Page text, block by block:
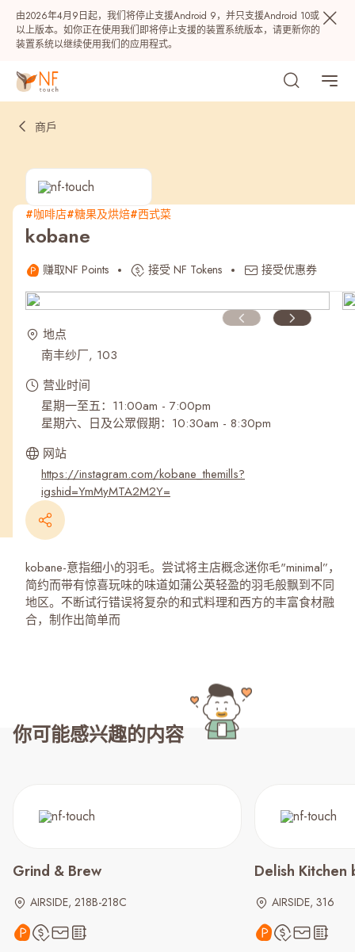
由2026年4月9日起，我们将停止支援Android 9，并只支援Android 10或
以上版本。如你正在使用我们即将停止支援的装置系统版本，请更新你的
装置系统以继续使用我们的应用程式。
热门
最近搜寻纪录
商戶
#咖啡店#糖果及烘焙#西式菜
kobane
赚取NF Points 接受 NF Tokens 接受优惠券
地点
南丰纱厂, 103
营业时间
星期一至五：11:00am - 7:00pm
星期六、日及公眾假期：10:30am - 8:30pm
网站
https://instagram.com/kobane_themills?
igshid=YmMyMTA2M2Y=
kobane-意指细小的羽毛。尝试将主店概念迷你毛"minimal”，
简约而带有惊喜玩味的味道如蒲公英轻盈的羽毛般飘到不同
地区。不断试行错误将复杂的和式料理和西方的丰富食材融
合，制作出简单而
你可能感兴趣的内容
Grind & Brew
AIRSIDE, 218B-218C
Delish Kitchen
AIRSIDE, 316